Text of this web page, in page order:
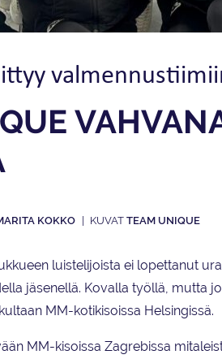
KOKKO TEAM UNIQUE
luistelijoista ei lopettanut
jäsenellä. Kovalla työllä, mutta
MM-kotikisoissa Helsingissä.
MM-kisoissa Zagrebissa